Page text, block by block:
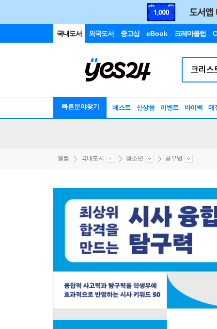
국내도서 외국도서 중고샵 eBook 크레마클럽
빠른분야찾기 베스트 신상품 이벤트 바이백 매
웰컴 국내도서 청소년 공부법